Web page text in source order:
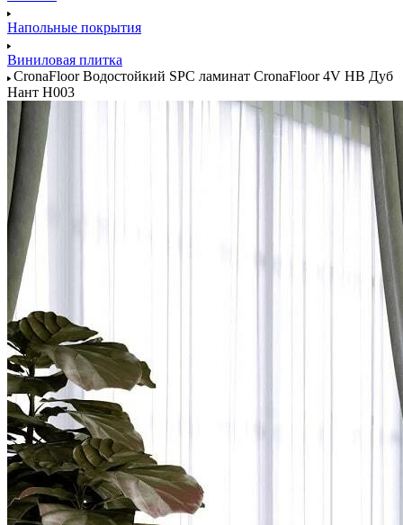
Напольные покрытия
Виниловая плитка
CronaFloor Водостойкий SPC ламинат CronaFloor 4V НВ Дуб
Нант H003